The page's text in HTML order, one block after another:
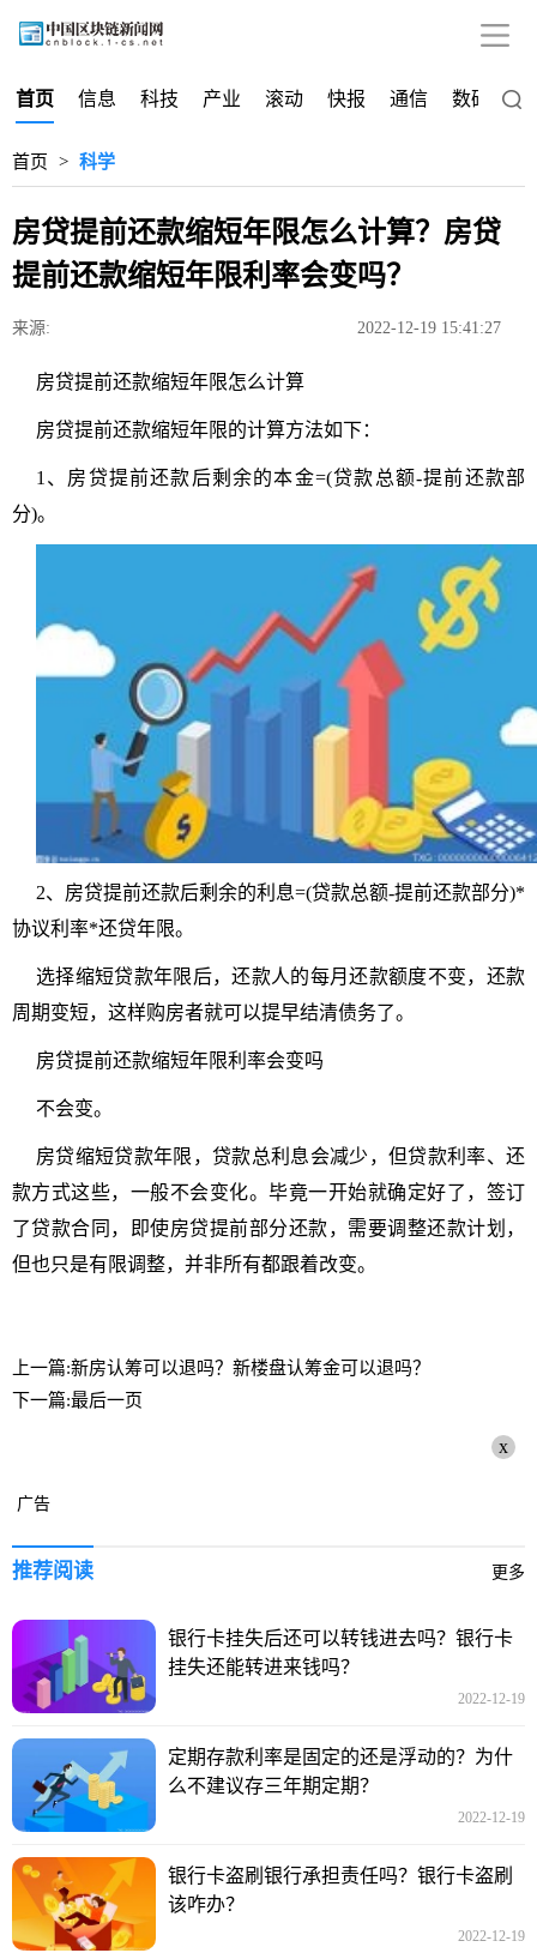
首页 信息 科技 产业 滚动 快报 通信 数码 深
首页 > 科学
房贷提前还款缩短年限怎么计算？房贷
提前还款缩短年限利率会变吗？
来源: 2022-12-19 15:41:27
房贷提前还款缩短年限怎么计算
房贷提前还款缩短年限的计算方法如下：
1、房贷提前还款后剩余的本金=(贷款总额-提前还款部
分)。
2、房贷提前还款后剩余的利息=(贷款总额-提前还款部分)*
协议利率*还贷年限。
选择缩短贷款年限后，还款人的每月还款额度不变，还款
周期变短，这样购房者就可以提早结清债务了。
房贷提前还款缩短年限利率会变吗
不会变。
房贷缩短贷款年限，贷款总利息会减少，但贷款利率、还
款方式这些，一般不会变化。毕竟一开始就确定好了，签订
了贷款合同，即使房贷提前部分还款，需要调整还款计划，
但也只是有限调整，并非所有都跟着改变。
上一篇:新房认筹可以退吗？新楼盘认筹金可以退吗？
下一篇:最后一页
x
广告
推荐阅读 更多
银行卡挂失后还可以转钱进去吗？银行卡
挂失还能转进来钱吗？
2022-12-19
定期存款利率是固定的还是浮动的？为什
么不建议存三年期定期？
2022-12-19
银行卡盗刷银行承担责任吗？银行卡盗刷
该咋办？
2022-12-19